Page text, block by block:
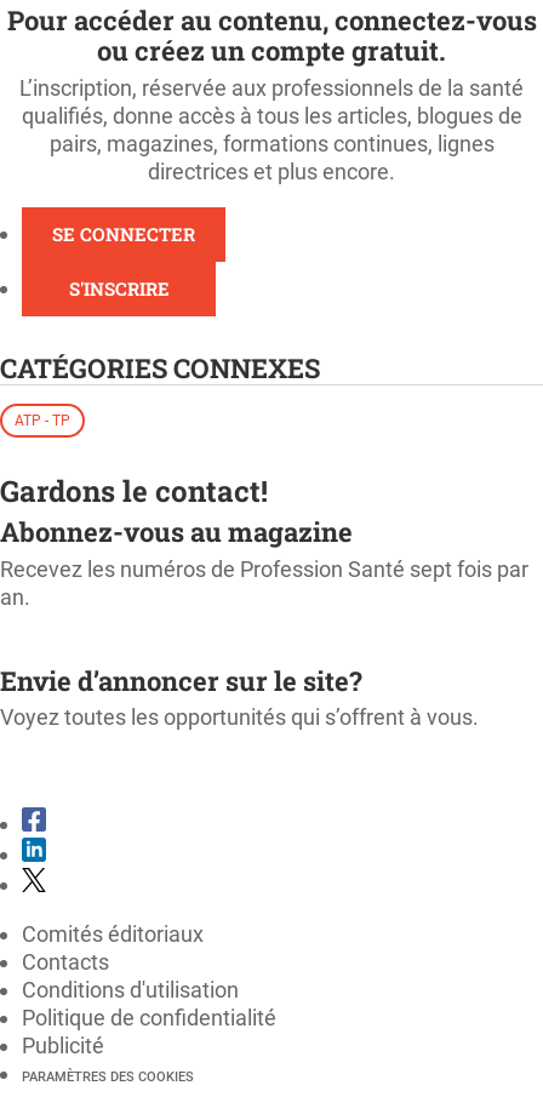
Pour accéder au contenu, connectez-vous
ou créez un compte gratuit.
L’inscription, réservée aux professionnels de la santé
qualifiés, donne accès à tous les articles, blogues de
pairs, magazines, formations continues, lignes
directrices et plus encore.
SE CONNECTER
S'INSCRIRE
CATÉGORIES CONNEXES
ATP - TP
Gardons le contact!
Abonnez-vous au magazine
Recevez les numéros de Profession Santé sept fois par
an.
Envie d’annoncer sur le site?
Voyez toutes les opportunités qui s’offrent à vous.
Comités éditoriaux
Contacts
Conditions d'utilisation
Politique de confidentialité
Publicité
PARAMÈTRES DES COOKIES